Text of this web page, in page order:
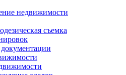
недвижимости
съемка